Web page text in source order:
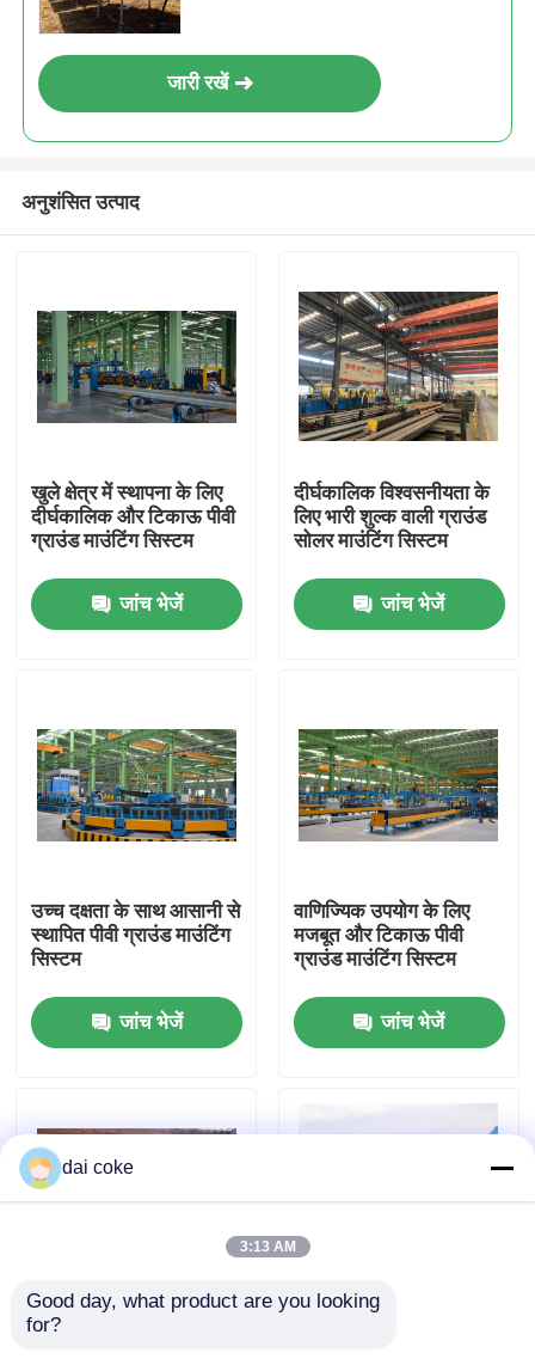
उत्पाद
वीडियो
हमारे बारे में
फैक्टरी यात्रा
गुणवत्ता नियंत्रण
हमसे संपर्क करें
एक बोली का अनुरोध
जारी रखें
अनुशंसित उत्पाद
खुले क्षेत्र में स्थापना के लिए
दीर्घकालिक और टिकाऊ पीवी
ग्राउंड माउंटिंग सिस्टम
जांच भेजें
दीर्घकालिक विश्वसनीयता के
लिए भारी शुल्क वाली ग्राउंड
सोलर माउंटिंग सिस्टम
जांच भेजें
उच्च दक्षता के साथ आसानी से
स्थापित पीवी ग्राउंड माउंटिंग
सिस्टम
जांच भेजें
वाणिज्यिक उपयोग के लिए
मजबूत और टिकाऊ पीवी
ग्राउंड माउंटिंग सिस्टम
जांच भेजें
समायोज्य कोण डिजाइन के
dai coke
3:13 AM
Good day, what product are you looking
for?